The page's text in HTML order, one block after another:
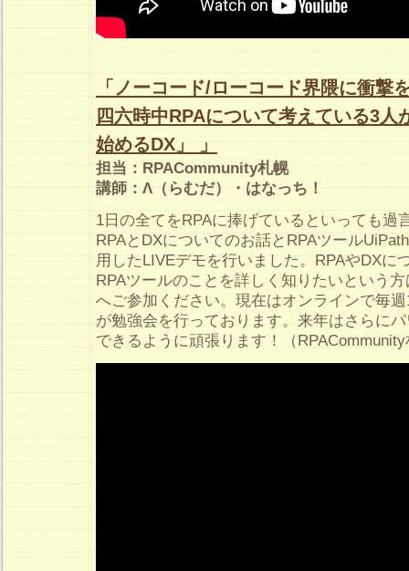
「ノーコード/ローコード界隈に衝撃
四六時中RPAについて考えている3人
始めるDX」 」
担当：RPACommunity札幌
講師：Λ（らむだ）・はなっち！
1日の全てをRPAに捧げているといっても過
RPAとDXについてのお話とRPAツール
用したLIVEデモを行いました。RPAやDXに
RPAツールのことを詳しく知りたいという
へご参加ください。現在はオンラインで毎
が勉強会を行っております。来年はさらに
できるように頑張ります！（